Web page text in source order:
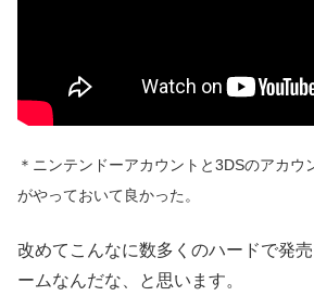
＊ニンテンドーアカウントと3DSのアカウ
がやっておいて良かった。
改めてこんなに数多くのハードで発
ームなんだな、と思います。